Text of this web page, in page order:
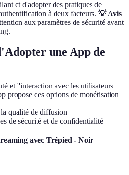
et d'adopter des pratiques de
à deux facteurs. 💡 Avis
aux paramètres de sécurité avant
une App de
et l'interaction avec les utilisateurs
propose des options de monétisation
qualité de diffusion
de sécurité et de confidentialité
avec Trépied - Noir